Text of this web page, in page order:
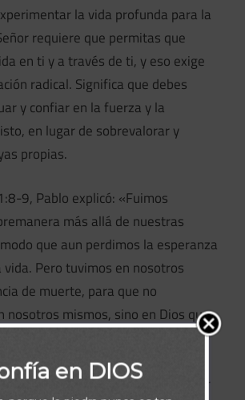
la vida profunda para la
requiere que permitas que
en ti y a través de ti, y eso exige
radical. Significa que debes
y confiar en la fuerza y la
en lugar de sobrevalorar y
propias.
9, Pablo explicó: «Fuimos
más allá de nuestras
que aun perdimos la esperanza
vida. Pero tuvimos en nosotros
de muerte, para que no
nosotros mismos, sino en Dios que
En otras palabras, el Señor
para que dejes de distraerte
y centres tu atención por
en DIOS